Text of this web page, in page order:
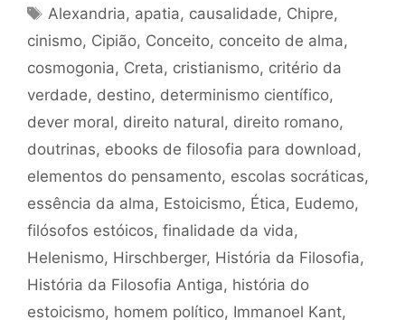
Tags
Alexandria, apatia, causalidade, Chipre,
cinismo, Cipião, Conceito, conceito de alma,
cosmogonia, Creta, cristianismo, critério da
verdade, destino, determinismo científico,
dever moral, direito natural, direito romano,
doutrinas, ebooks de filosofia para download,
elementos do pensamento, escolas socráticas,
essência da alma, Estoicismo, Ética, Eudemo,
filósofos estóicos, finalidade da vida,
Helenismo, Hirschberger, História da Filosofia,
História da Filosofia Antiga, história do
estoicismo, homem político, Immanoel Kant,